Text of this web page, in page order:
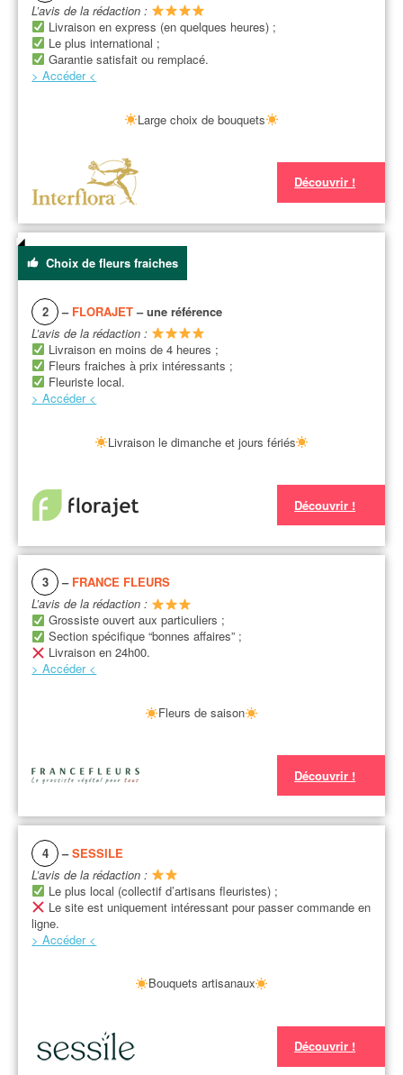
L’avis de la rédaction :
Livraison en express (en quelques heures) ;
Le plus international ;
Garantie satisfait ou remplacé.
> Accéder <
Large choix de bouquets
Découvrir !
Choix de fleurs fraiches
2 – FLORAJET – une référence
L’avis de la rédaction :
Livraison en moins de 4 heures ;
Fleurs fraiches à prix intéressants ;
Fleuriste local.
> Accéder <
Livraison le dimanche et jours fériés
Découvrir !
3 – FRANCE FLEURS
L’avis de la rédaction :
Grossiste ouvert aux particuliers ;
Section spécifique “bonnes affaires” ;
Livraison en 24h00.
> Accéder <
Fleurs de saison
Découvrir !
4 –SESSILE
L’avis de la rédaction :
Le plus local (collectif d’artisans fleuristes) ;
Le site est uniquement intéressant pour passer commande en
ligne.
> Accéder <
Bouquets artisanaux
Découvrir !